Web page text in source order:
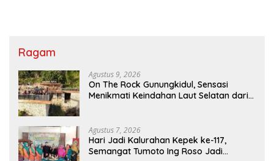
Ragam
Agustus 9, 2026
On The Rock Gunungkidul, Sensasi
Menikmati Keindahan Laut Selatan dari
Agustus 7, 2026
Hari Jadi Kalurahan Kepek ke-117,
Semangat Tumoto Ing Roso Jadi